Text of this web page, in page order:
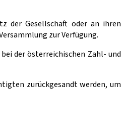
der Gesellschaft oder an ihren
zur Verfügung.
der österreichischen Zahl- und
zurückgesandt werden, um